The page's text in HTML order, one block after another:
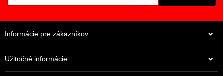
Informácie pre zákazníkov
Užitočné informácie